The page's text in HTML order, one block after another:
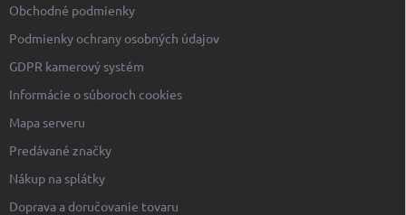
Obchodné podmienky
Podmienky ochrany osobných údajov
GDPR kamerový systém
Informácie o súboroch cookies
Mapa serveru
Predávané značky
Nákup na splátky
Doprava a doručovanie tovaru